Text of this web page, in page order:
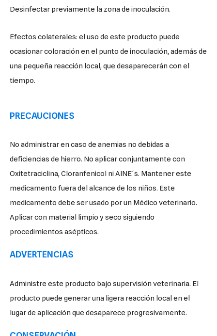
Desinfectar previamente la zona de inoculación.
Efectos colaterales: el uso de este producto puede
ocasionar coloración en el punto de inoculación, además de
una pequeña reacción local, que desaparecerán con el
tiempo.
PRECAUCIONES
No administrar en caso de anemias no debidas a
deficiencias de hierro. No aplicar conjuntamente con
Oxitetraciclina, Cloranfenicol ni AINE´s. Mantener este
medicamento fuera del alcance de los niños. Este
medicamento debe ser usado por un Médico veterinario.
Aplicar con material limpio y seco siguiendo
procedimientos asépticos.
ADVERTENCIAS
Administre este producto bajo supervisión veterinaria. El
producto puede generar una ligera reacción local en el
lugar de aplicación que desaparece progresivamente.